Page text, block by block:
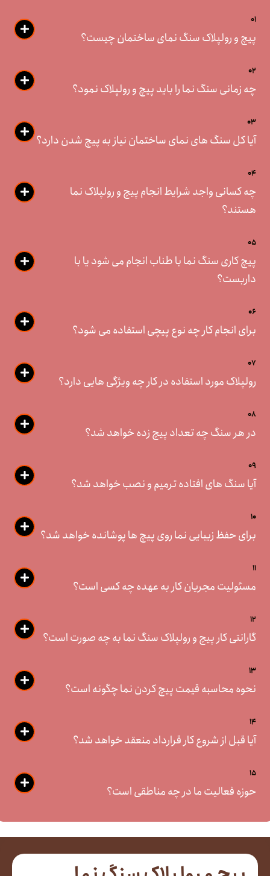
01
پیچ و رولپلاک سنگ نمای ساختمان چیست؟
02
چه زمانی سنگ نما را باید پیچ و رولپلاک نمود؟
03
آیا کل سنگ های نمای ساختمان نیاز به پیچ شدن دارد؟
04
چه کسانی واجد شرایط انجام پیچ و رولپلاک نما
هستند؟
05
پیچ کاری سنگ نما با طناب انجام می شود یا با
داربست؟
06
برای انجام کار چه نوع پیچی استفاده می شود؟
07
رولپلاک مورد استفاده در کار چه ویژگی هایی دارد؟
08
در هر سنگ چه تعداد پیچ زده خواهد شد؟
09
آیا سنگ های افتاده ترمیم و نصب خواهد شد؟
10
برای حفظ زیبایی نما روی پیچ ها پوشانده خواهد شد؟
11
مسئولیت مجریان کار به عهده چه کسی است؟
12
گارانتی کار پیچ و رولپلاک سنگ نما به چه صورت است؟
13
نحوه محاسبه قیمت پیچ کردن نما چگونه است؟
14
آیا قبل از شروع کار قرارداد منعقد خواهد شد؟
15
حوزه فعالیت ما در چه مناطقی است؟